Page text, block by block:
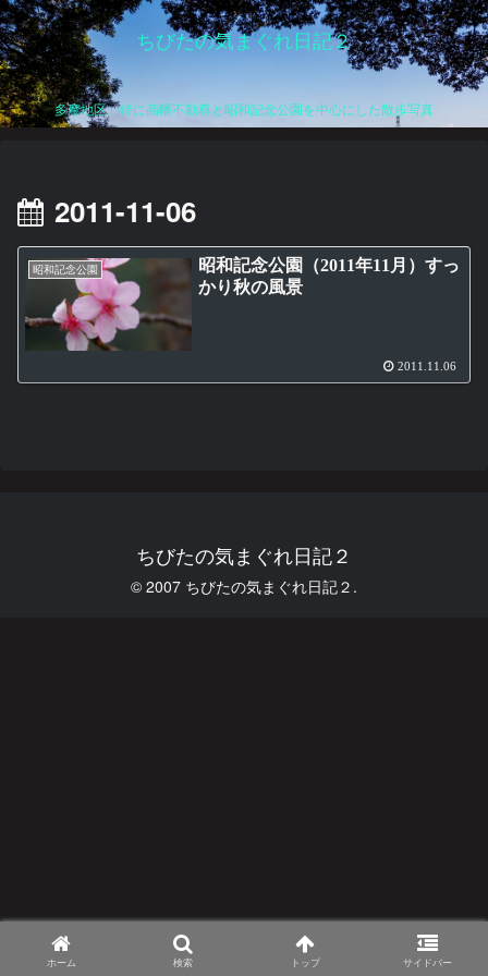
ちびたの気まぐれ日記２
多摩地区、特に高幡不動尊と昭和記念公園を中心にした散歩写真
2011-11-06
昭和記念公園
昭和記念公園（2011年11月）すっ
かり秋の風景
2011.11.06
ちびたの気まぐれ日記２
© 2007 ちびたの気まぐれ日記２.
ホーム 検索 トップ サイドバー